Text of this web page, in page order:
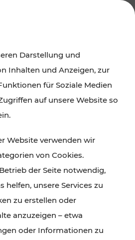
und das Burgenland
und Gastronomie,
Naturgenuss – viele
den Ticket- und Fahrplan-
gut und schnell erreichbar.
Darstellung und
Inhalten und Anzeigen, zur
für Soziale Medien
auf unsere Website so
Website verwenden wir
von Cookies.
der Seite notwendig,
helfen, unsere Services zu
zu erstellen oder
anzuzeigen – etwa
oder Informationen zu